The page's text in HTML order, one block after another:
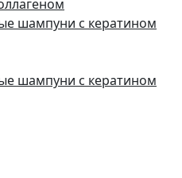
шампуни с кератином
шампуни с кератином